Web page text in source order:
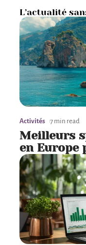
L’actualité
Activités 7 min read
Meilleurs
en Europe